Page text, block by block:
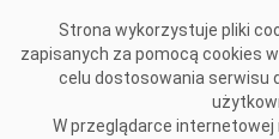
Strona wykorzystuje pliki
zapisanych za pomocą cookies
celu dostosowania serwisu
W przeglądarce